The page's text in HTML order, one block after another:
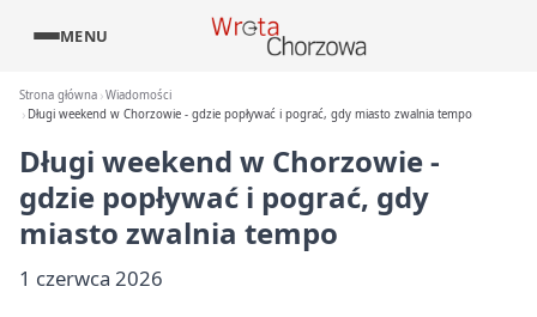
MENU
Strona główna Wiadomości
Długi weekend w Chorzowie - gdzie popływać i pograć, gdy miasto zwalnia tempo
Długi weekend w Chorzowie -
gdzie popływać i pograć, gdy
miasto zwalnia tempo
1 czerwca 2026